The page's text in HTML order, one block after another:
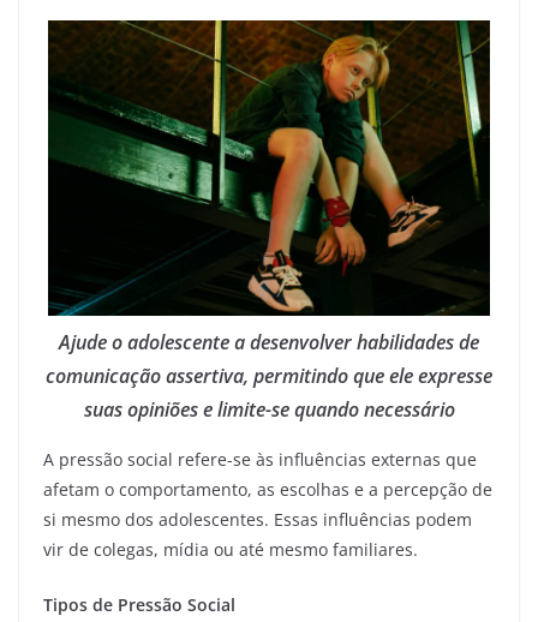
Ajude o adolescente a desenvolver habilidades de
comunicação assertiva, permitindo que ele expresse
suas opiniões e limite-se quando necessário
A pressão social refere-se às influências externas que
afetam o comportamento, as escolhas e a percepção de
si mesmo dos adolescentes. Essas influências podem
vir de colegas, mídia ou até mesmo familiares.
Tipos de Pressão Social